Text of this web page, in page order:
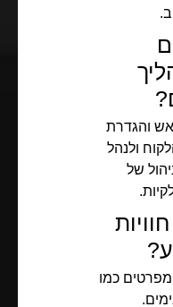
והגדרת
ולנהל
של
מפרטים כמו